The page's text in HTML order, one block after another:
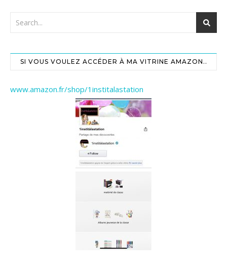
SI VOUS VOULEZ ACCÉDER À MA VITRINE AMAZON..
www.amazon.fr/shop/1institalastation